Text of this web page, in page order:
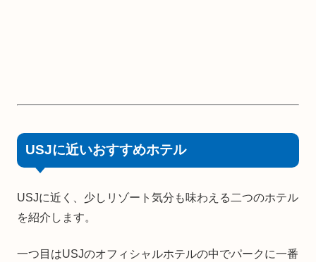
USJに近いおすすめホテル
USJに近く、少しリゾート気分も味わえる二つのホテル
を紹介します。
一つ目はUSJのオフィシャルホテルの中でパークに一番